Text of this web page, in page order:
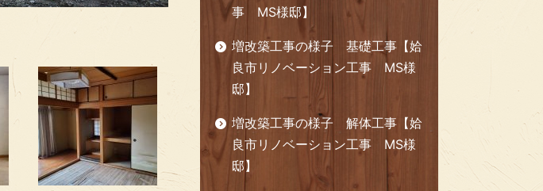
事 MS様邸】
増改築工事の様子 基礎工事【姶
良市リノベーション工事 MS様
邸】
増改築工事の様子 解体工事【姶
良市リノベーション工事 MS様
邸】